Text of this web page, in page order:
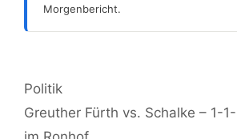
Morgenbericht.
Kategorien
Politik
Greuther Fürth vs. Schalke – 1-